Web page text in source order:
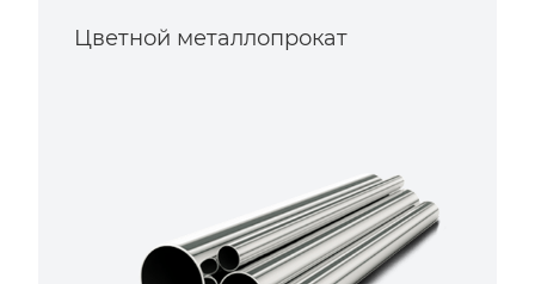
Цветной металлопрокат